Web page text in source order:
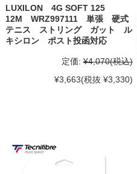
LUXILON 4G SOFT 125
12M WRZ997111 単張 硬式
テニス ストリング ガット ル
キシロン ポスト投函対応
定価: ¥4,070(税込)
¥3,663(税抜 ¥3,330)